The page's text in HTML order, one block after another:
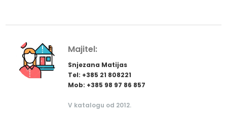
Majitel:
Snjezana Matijas
Tel: +385 21 808221
Mob: +385 98 97 86 857
V katalogu od 2012.